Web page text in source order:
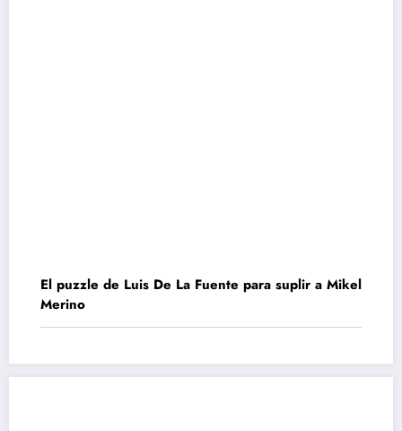
El puzzle de Luis De La Fuente para suplir a Mikel
Merino